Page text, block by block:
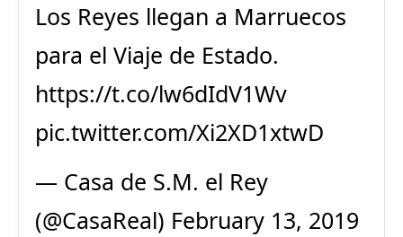
Los Reyes llegan a Marruecos
para el Viaje de Estado.
https://t.co/lw6dIdV1Wv
pic.twitter.com/Xi2XD1xtwD
— Casa de S.M. el Rey
(@CasaReal) February 13, 2019